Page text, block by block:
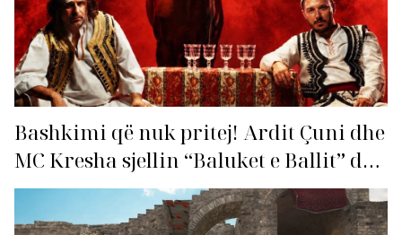
Bashkimi që nuk pritej! Ardit Çuni dhe
MC Kresha sjellin “Baluket e Ballit” dhe
ndezin rrjetin!